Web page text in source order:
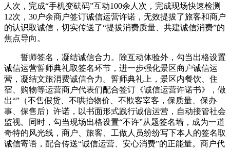
人次，完成“手机变砝码”互动100余人次，完成现场快速检测
12次，30户余商户签订诚信运营许诺，无效提拔了旅客和商户
的认识取诚信，切实传送了“提拔消费质量、共建诚信消费”的
焦点导向。
誓师签名，凝结诚信合力。除互动体验外，勾当出格设置
诚信运营誓师典礼取签名环节，进一步强化景区商户诚信运
营，凝结文旅消费诚信合力。誓师典礼上，景区内餐饮、住
宿、购物等运营商户代表们配合签订《诚信运营许诺书》，做
出“”（不售假货、不哄抬物价、不欺客宰客，保质量、保办
事、保售后）许诺，以书面形式践行诚信运营，自动接管社会
监视。同时，勾当现场出格设置“不许”从题签名墙，成为一道
奇特的风光线，商户、旅客、工做人员纷纷写下本人的签名取
诚信寄语，配合传送“诚信运营、安心消费”的正能量。商户代